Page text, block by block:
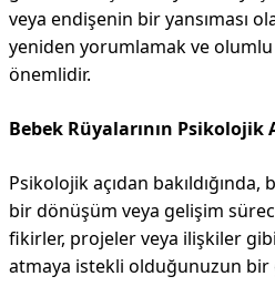
veya endişenin bir yansıması
yeniden yorumlamak ve
önemlidir.
Bebek Rüyalarının Psikolojik
Psikolojik açıdan
bir dönüşüm veya gelişim
fikirler, projeler veya ilişkiler
atmaya istekli olduğunuzun bir